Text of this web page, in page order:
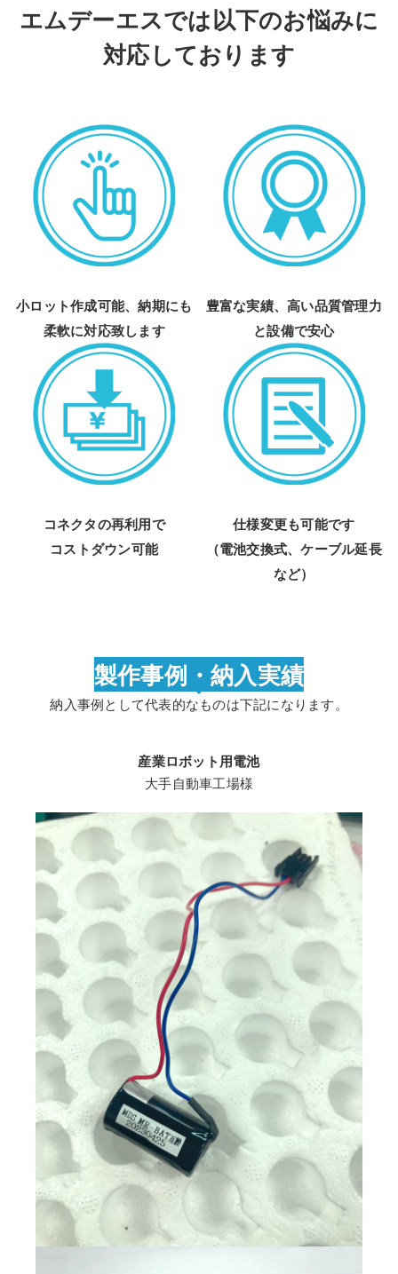
エムデーエスでは以下のお悩みに
対応しております
小ロット作成可能、納期にも
柔軟に対応致します
豊富な実績、高い品質管理力
と設備で安心
コネクタの再利用で
コストダウン可能
仕様変更も可能です
（電池交換式、ケーブル延長
など）
製作事例・納入実績
納入事例として代表的なものは下記になります。
産業ロボット用電池
大手自動車工場様